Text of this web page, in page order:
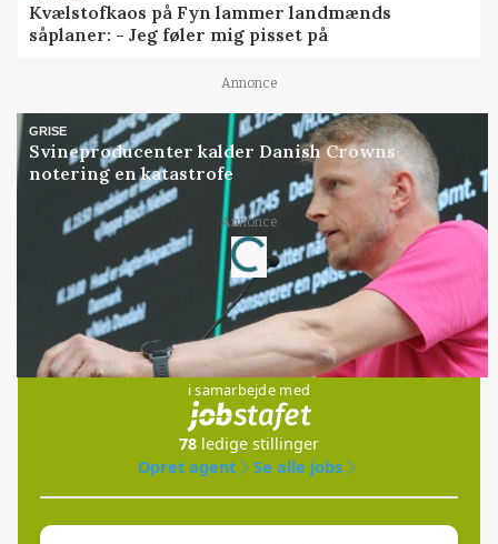
Kvælstofkaos på Fyn lammer landmænds
såplaner: - Jeg føler mig pisset på
Annonce
GRISE
Svineproducenter kalder Danish Crowns
notering en katastrofe
Annonce
Loading...
Jobs
i samarbejde med
78 ledige stillinger
Opret agent
Se alle jobs